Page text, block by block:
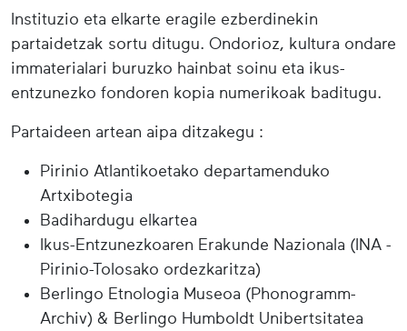
Instituzio eta elkarte eragile ezberdinekin
partaidetzak sortu ditugu. Ondorioz, kultura ondare
immaterialari buruzko hainbat soinu eta ikus-
entzunezko fondoren kopia numerikoak baditugu.
Partaideen artean aipa ditzakegu :
Pirinio Atlantikoetako departamenduko
Artxibotegia
Badihardugu elkartea
Ikus-Entzunezkoaren Erakunde Nazionala (INA -
Pirinio-Tolosako ordezkaritza)
Berlingo Etnologia Museoa (Phonogramm-
Archiv) & Berlingo Humboldt Unibertsitatea